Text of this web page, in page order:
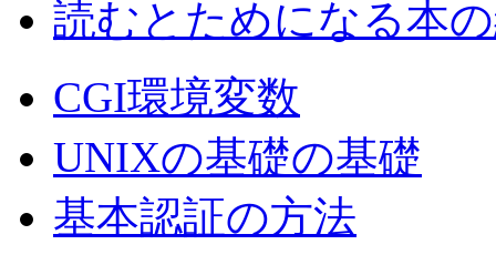
読むとためになる本
CGI環境変数
UNIXの基礎の基礎
基本認証の方法